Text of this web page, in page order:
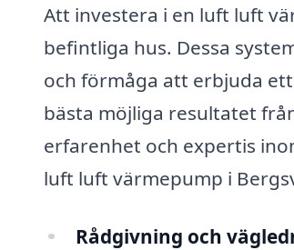
Att investera i en luft luft
befintliga hus. Dessa
och förmåga att erbjuda
bästa möjliga resultatet
erfarenhet och expertis
luft luft värmepump i
Rådgivning och